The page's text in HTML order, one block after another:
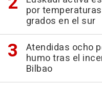
por
grados en el sur
Atendidas ocho
humo tras el
Bilbao